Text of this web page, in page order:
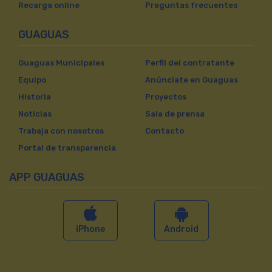
Recarga online
Preguntas frecuentes
GUAGUAS
Guaguas Municipales
Equipo
Historia
Noticias
Trabaja con nosotros
Portal de transparencia
Perfil del contratante
Anúnciate en Guaguas
Proyectos
Sala de prensa
Contacto
APP GUAGUAS
iPhone Android